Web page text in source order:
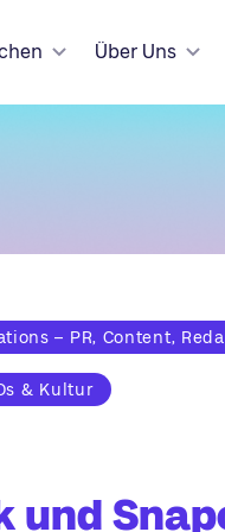
Über Uns
– PR, Content,
& Kultur
und